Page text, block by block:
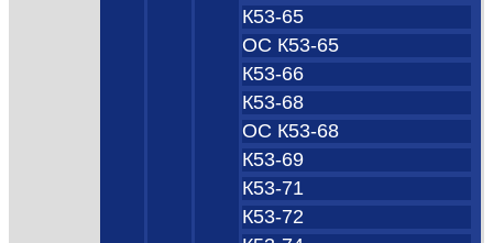
К53-65
ОС К53-65
К53-66
К53-68
ОС К53-68
К53-69
К53-71
К53-72